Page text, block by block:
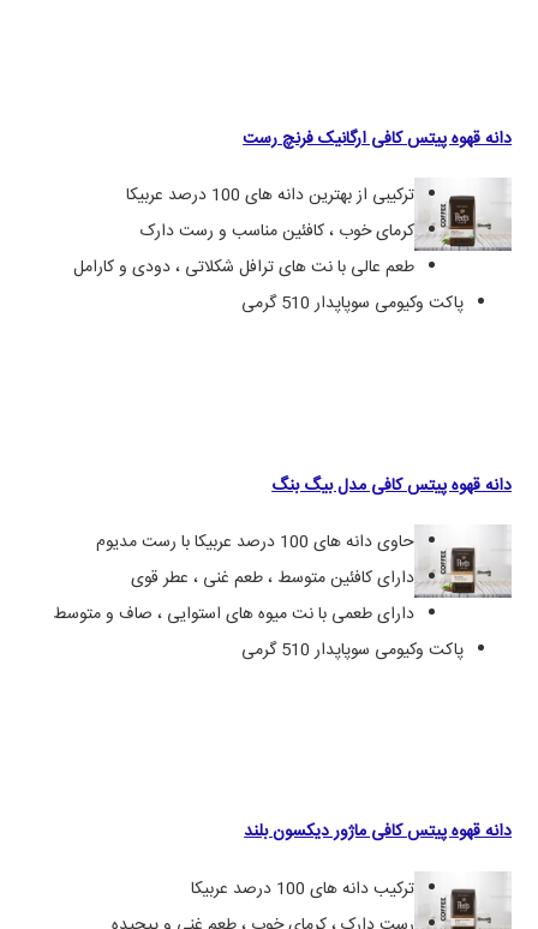
دانه قهوه پیتس کافی ارگانیک فرنچ رست
ترکیبی از بهترین دانه های 100 درصد عربیکا
کرمای خوب ، کافئین مناسب و رست دارک
طعم عالی با نت های ترافل شکلاتی ، دودی و کارامل
پاکت وکیومی سوپاپدار 510 گرمی
دانه قهوه پیتس کافی مدل بیگ بنگ
حاوی دانه های 100 درصد عربیکا با رست مدیوم
دارای کافئین متوسط ، طعم غنی ، عطر قوی
دارای طعمی با نت میوه های استوایی ، صاف و متوسط
پاکت وکیومی سوپاپدار 510 گرمی
دانه قهوه پیتس کافی ماژور دیکسون بلند
ترکیب دانه های 100 درصد عربیکا